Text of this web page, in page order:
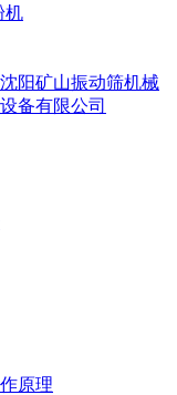
机
阳矿山振动筛机械
备有限公司
原理